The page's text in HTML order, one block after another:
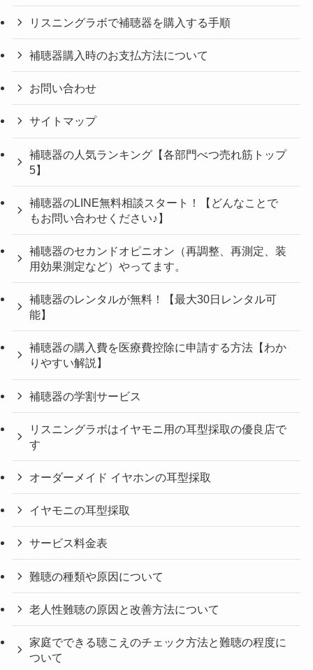
リスニングラボで補聴器を購入する手順
補聴器購入時のお支払方法について
お問い合わせ
サイトマップ
補聴器の人気ランキング【各部門べつ売れ筋トップ
5】
補聴器のLINE無料相談スタート！【どんなことで
もお問い合わせください♪】
補聴器のセカンドオピニオン（再調整、再測定、装
用効果測定など）やってます。
補聴器のレンタルが無料！【最大30日レンタル可
能】
補聴器の購入費を医療費控除に申請する方法【わか
りやすい解説】
補聴器の学割サービス
リスニングラボはイヤモニ用の耳型採取の優良店で
す
オーダーメイド イヤホンの耳型採取
イヤモニの耳型採取
サービス料金表
難聴の種類や原因について
老人性難聴の原因と改善方法について
家庭でできる聴こえのチェック方法と難聴の程度に
ついて